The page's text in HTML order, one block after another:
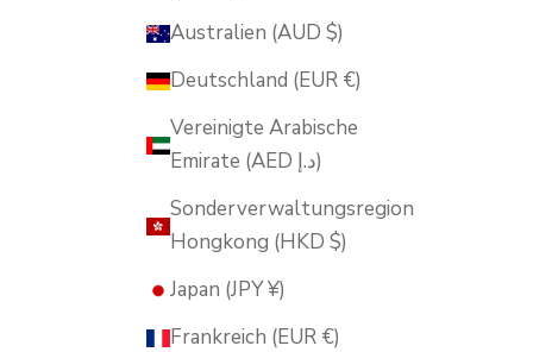
Australien (AUD $)
Deutschland (EUR €)
Vereinigte Arabische
Emirate (AED د.إ)
Sonderverwaltungsregion
Hongkong (HKD $)
Japan (JPY ¥)
Frankreich (EUR €)